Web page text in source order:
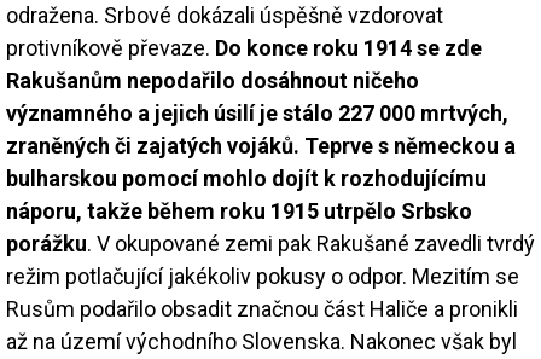
odražena. Srbové dokázali úspěšně vzdorovat
protivníkově převaze. Do konce roku 1914 se zde
Rakušanům nepodařilo dosáhnout ničeho
významného a jejich úsilí je stálo 227 000 mrtvých,
zraněných či zajatých vojáků. Teprve s německou a
bulharskou pomocí mohlo dojít k rozhodujícímu
náporu, takže během roku 1915 utrpělo Srbsko
porážku. V okupované zemi pak Rakušané zavedli tvrdý
režim potlačující jakékoliv pokusy o odpor. Mezitím se
Rusům podařilo obsadit značnou část Haliče a pronikli
až na území východního Slovenska. Nakonec však byl